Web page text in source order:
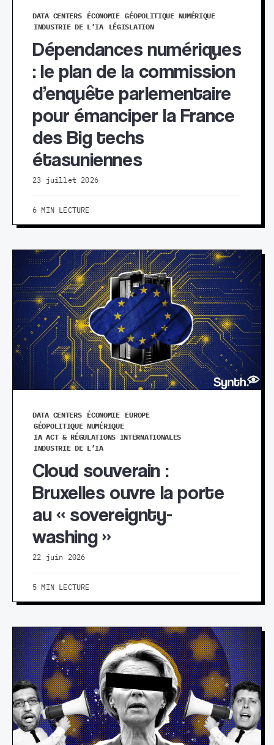
DATA CENTERS ÉCONOMIE GÉOPOLITIQUE NUMÉRIQUE
INDUSTRIE DE L’IA
LÉGISLATION
Dépendances numériques
: le plan de la commission
d’enquête parlementaire
pour émanciper la France
des Big techs
étasuniennes
23 juillet 2026
6 MIN LECTURE
DATA CENTERS ÉCONOMIE
EUROPE
GÉOPOLITIQUE NUMÉRIQUE
IA ACT & RÉGULATIONS INTERNATIONALES
INDUSTRIE DE L’IA
Cloud souverain :
Bruxelles ouvre la porte
au « sovereignty-
washing »
22 juin 2026
5 MIN LECTURE